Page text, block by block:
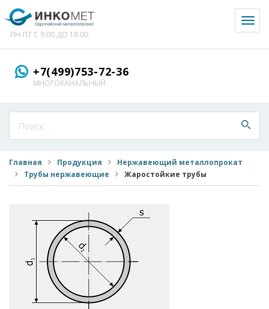
ПН-ПТ С 9:00 ДО 18:00
+7(499)753-72-36
МНОГОКАНАЛЬНЫЙ
Главная Продукция
Нержавеющий металлопрокат
Трубы нержавеющие
Жаростойкие трубы